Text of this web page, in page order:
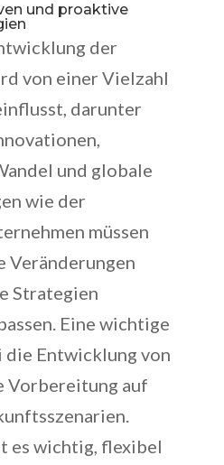
und proaktive
der
von einer Vielzahl
darunter
und globale
wie der
müssen
Veränderungen
Strategien
Eine wichtige
die Entwicklung von
Vorbereitung auf
es wichtig, flexibel